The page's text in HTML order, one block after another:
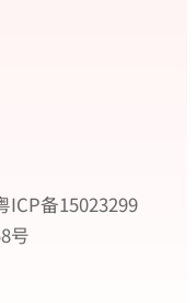
ICP备15023299
号